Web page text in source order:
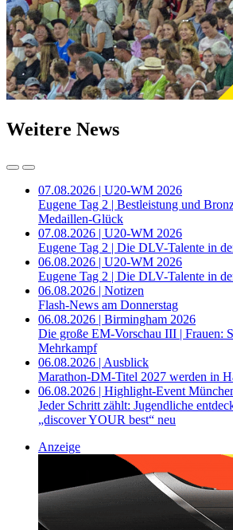
Weitere News
07.08.2026 | U20-WM 2026
Eugene Tag 2 | Bestleistung und
Medaillen-Glück
07.08.2026 | U20-WM 2026
Eugene Tag 2 | Die DLV-Talente in
06.08.2026 | U20-WM 2026
Eugene Tag 2 | Die DLV-Talente in
06.08.2026 | Notizen
Flash-News am Donnerstag
06.08.2026 | Birmingham 2026
Die große EM-Vorschau III | Frauen:
Mehrkampf
06.08.2026 | Ausblick
Marathon-DM-Titel 2027 werden in
06.08.2026 | Highlight-Event
Jeder Schritt zählt: Jugendliche
„discover YOUR best“ neu
Anzeige